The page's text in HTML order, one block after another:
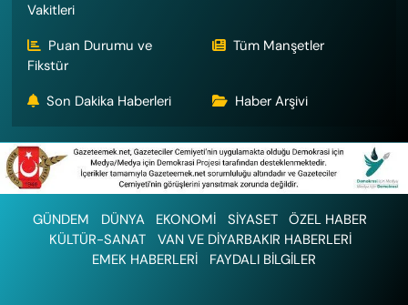
Vakitleri
Puan Durumu ve
Fikstür
Tüm Manşetler
Son Dakika Haberleri Haber Arşivi
GÜNDEM DÜNYA EKONOMİ SİYASET
ÖZEL HABER
KÜLTÜR-SANAT
VAN VE DİYARBAKIR HABERLERİ
EMEK HABERLERİ
FAYDALI BİLGİLER